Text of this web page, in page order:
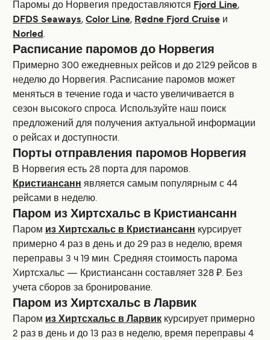
Паромы до Норвегия предоставляются Fjord Line,
DFDS Seaways, Color Line, Rødne Fjord Cruise и
Norled .
Расписание паромов до Норвегия
Примерно 300 ежедневных рейсов и до 2129 рейсов в
неделю до Норвегия. Расписание паромов может
меняться в течение года и часто увеличивается в
сезон высокoго спроса. Используйте наш поиск
предложений для получения актуальной информации
о рейсах и доступности.
Порты отправления паромов Норвегия
В Норвегия есть 28 порта для паромов.
Кристиансанн является самым популярным с 44
рейсами в неделю.
Паром из Хиртсхальс в Кристиансанн
Паром из Хиртсхальс в Кристиансанн курсирует
примерно 4 раз в день и до 29 раз в неделю, время
переправы 3 ч 19 мин. Средняя стоимость парома
Хиртсхальс — Кристиансанн составляет 328 ₽. Без
учета сборов за бронирование.
Паром из Хиртсхальс в Ларвик
Паром из Хиртсхальс в Ларвик курсирует примерно
2 раз в день и до 13 раз в неделю, время переправы 4